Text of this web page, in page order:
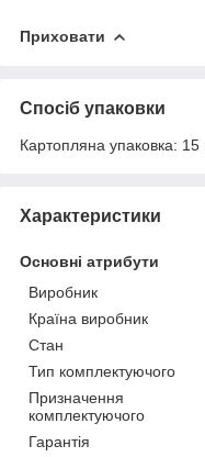
Приховати
Спосіб упаковки
Картопляна упаковка:
Характеристики
Основні атрибути
Виробник
Країна виробник
Стан
Тип комплектуючого
Призначення
комплектуючого
Гарантія